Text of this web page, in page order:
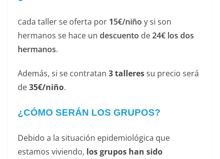
Cada taller se oferta por 15€/niño y si son
hermanos se hace un descuento de24€ los dos
hermanos.
Además, si se contratan 3 talleressu precio será
de35€/niño.
¿CÓMO SERÁN LOS GRUPOS?
Debido a la situación epidemiológica que
estamos viviendo, los grupos han sido